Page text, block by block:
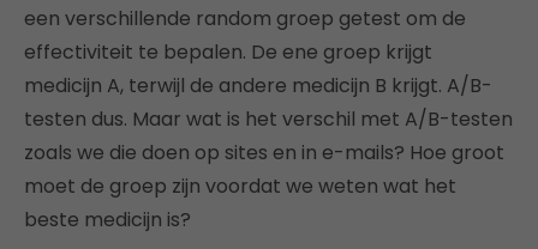
een verschillende random groep getest om de
effectiviteit te bepalen. De ene groep krijgt
medicijn A, terwijl de andere medicijn B krijgt. A/B-
testen dus. Maar wat is het verschil met A/B-testen
zoals we die doen op sites en in e-mails? Hoe groot
moet de groep zijn voordat we weten wat het
beste medicijn is?